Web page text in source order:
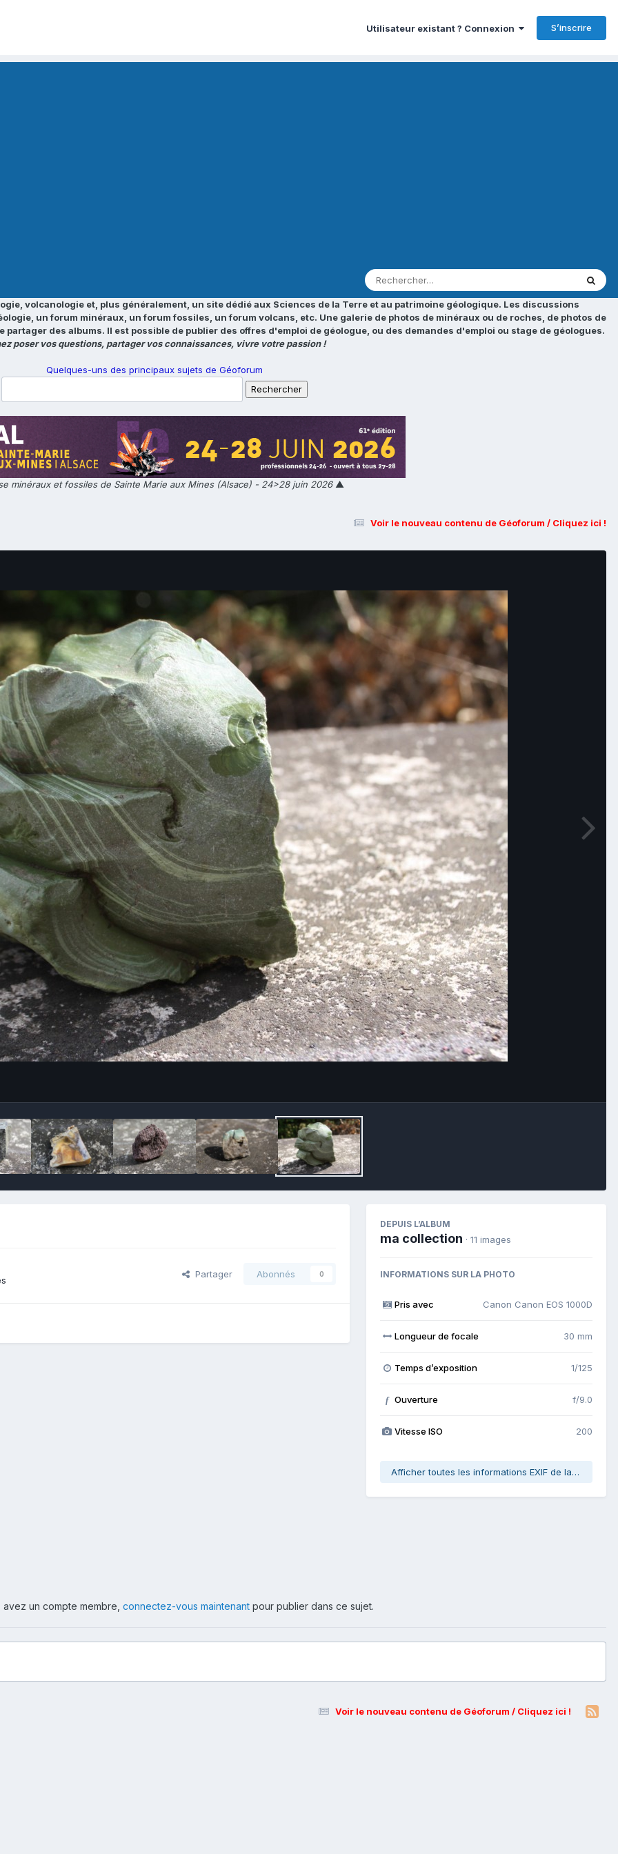
Utilisateur existant ? Connexion S’inscrire
volcanologie et, plus généralement, un site dédié aux Sciences de la Terre et au patrimoine géologique. Les discussions
un forum minéraux, un forum fossiles, un forum volcans, etc. Une galerie de photos de minéraux ou de roches, de photos de
des albums. Il est possible de publier des offres d'emploi de géologue, ou des demandes d'emploi ou stage de géologues.
poser vos questions, partager vos connaissances, vivre votre passion !
Quelques-uns des principaux sujets de Géoforum
minéraux et fossiles de Sainte Marie aux Mines (Alsace) - 24>28 juin 2026▲
Voir le nouveau contenu de Géoforum / Cliquez ici !
Partager Abonnés 0
DEPUIS L’ALBUM
ma collection · 11 images
INFORMATIONS SUR LA PHOTO
Pris avec Canon Canon EOS 1000D
Longueur de focale 30 mm
Temps d’exposition 1/125
f Ouverture f/9.0
Vitesse ISO 200
Afficher toutes les informations EXIF de la photo
un compte membre, connectez-vous maintenant pour publier dans ce sujet.
Voir le nouveau contenu de Géoforum / Cliquez ici !